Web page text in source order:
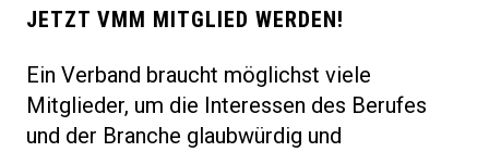
JETZT VMM MITGLIED WERDEN!
Ein Verband braucht möglichst viele
Mitglieder, um die Interessen des Berufes
und der Branche glaubwürdig und